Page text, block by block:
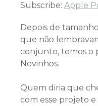
Subscribe: Apple
Depois de
que não
conjunto, temos o
Novinhos.
Quem diria que
com esse projeto